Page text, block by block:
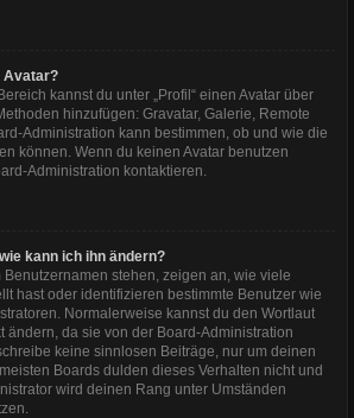
Avatar?
kannst du unter „Profil“ einen Avatar über
hinzufügen: Gravatar, Galerie, Remote
Administration kann bestimmen, ob und wie die
können. Wenn du keinen Avatar benutzen
Administration kontaktieren.
kann ich ihn ändern?
stehen, zeigen an, wie viele
hast oder identifizieren bestimmte Benutzer wie
Normalerweise kannst du den Wortlaut
ändern, da sie von der Board-Administration
keine sinnlosen Beiträge, nur um deinen
Boards dulden dieses Verhalten nicht und
wird deinen Rang unter Umständen